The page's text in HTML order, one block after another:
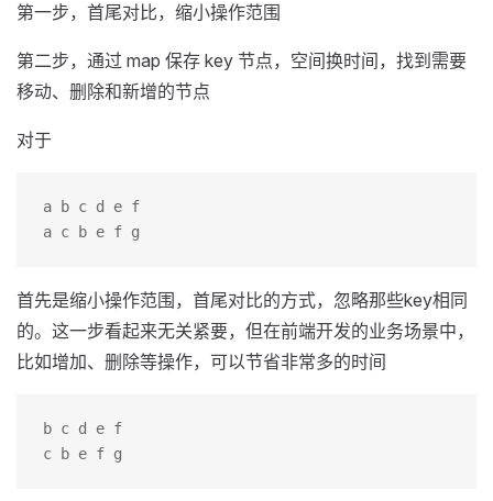
第一步，首尾对比，缩小操作范围
第二步，通过 map 保存 key 节点，空间换时间，找到需要
移动、删除和新增的节点
对于
a b c d e f
a c b e f g
首先是缩小操作范围，首尾对比的方式，忽略那些key相同
的。这一步看起来无关紧要，但在前端开发的业务场景中，
比如增加、删除等操作，可以节省非常多的时间
b c d e f
c b e f g